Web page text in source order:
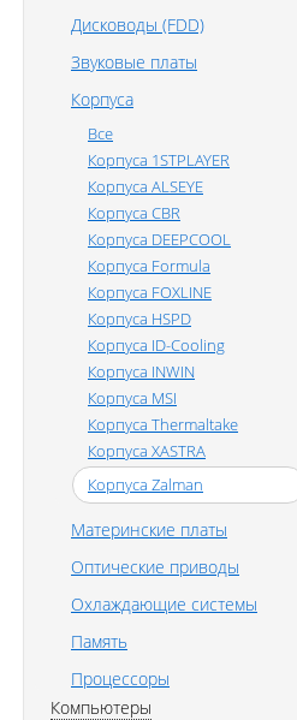
Дисководы (FDD)
Звуковые платы
Корпуса
Все
Корпуса 1STPLAYER
Корпуса ALSEYE
Корпуса CBR
Корпуса DEEPCOOL
Корпуса Formula
Корпуса FOXLINE
Корпуса HSPD
Корпуса ID-Cooling
Корпуса INWIN
Корпуса MSI
Корпуса Thermaltake
Корпуса XASTRA
Корпуса Zalman
Материнские платы
Оптические приводы
Охлаждающие системы
Память
Процессоры
Компьютеры